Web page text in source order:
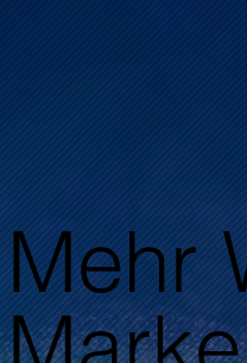
Mehr